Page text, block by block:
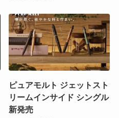
ピュアモルト ジェットスト
リームインサイド シングル
新発売